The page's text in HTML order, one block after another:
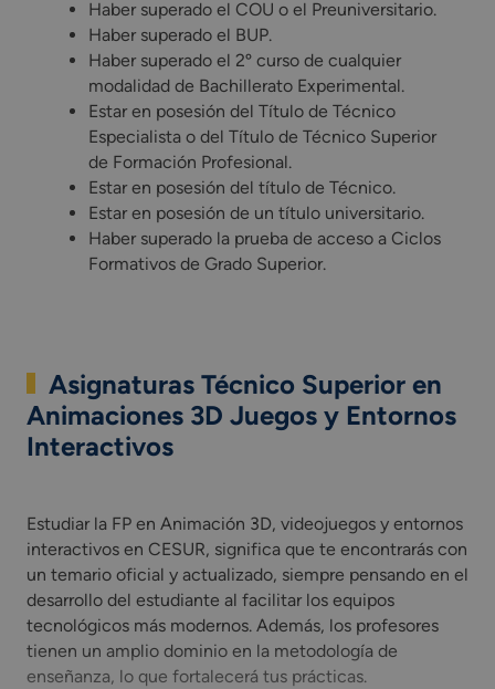
Haber superado el COU o el Preuniversitario.
Haber superado el BUP.
Haber superado el 2º curso de cualquier
modalidad de Bachillerato Experimental.
Estar en posesión del Título de Técnico
Especialista o del Título de Técnico Superior
de Formación Profesional.
Estar en posesión del título de Técnico.
Estar en posesión de un título universitario.
Haber superado la prueba de acceso a Ciclos
Formativos de Grado Superior.
Asignaturas Técnico Superior en
Animaciones 3D Juegos y Entornos
Interactivos
Estudiar la FP en Animación 3D, videojuegos y entornos
interactivos en CESUR, significa que te encontrarás con
un temario oficial y actualizado, siempre pensando en el
desarrollo del estudiante al facilitar los equipos
tecnológicos más modernos. Además, los profesores
tienen un amplio dominio en la metodología de
enseñanza, lo que fortalecerá tus prácticas.